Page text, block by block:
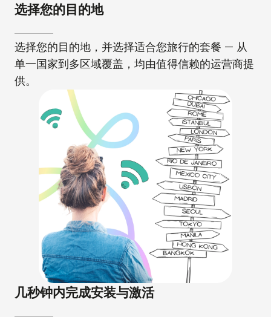
选择您的目的地
选择您的目的地，并选择适合您旅行的套餐 — 从
单一国家到多区域覆盖，均由值得信赖的运营商提
供。
几秒钟内完成安装与激活